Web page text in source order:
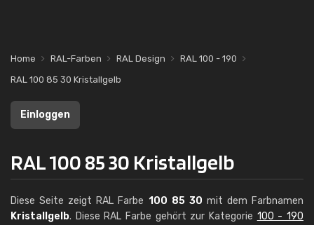
Home RAL-Farben RAL Design
RAL 100 - 190
RAL 100 85 30 Kristallgelb
Einloggen
RAL 100 85 30 Kristallgelb
Diese Seite zeigt RAL Farbe 100 85 30 mit dem Farbnamen
Kristallgelb. Diese RAL Farbe gehört zur Kategorie 100 - 190